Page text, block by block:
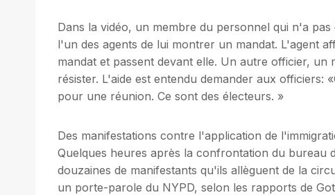
Dans la vidéo, un membre du personnel qui n'a
l'un des agents de lui montrer un mandat. L'agent
mandat et passent devant elle. Un autre officier, un
résister. L'aide est entendu demander aux officiers:
pour une réunion. Ce sont des électeurs. »
Des manifestations contre l'application de
Quelques heures après la confrontation du bureau
douzaines de manifestants qu'ils allèguent de la
un porte-parole du NYPD, selon les rapports de